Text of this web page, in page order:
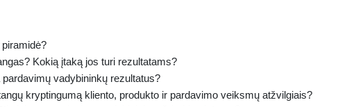
Kokią įtaką jos turi rezultatams?
vadybininkų rezultatus?
kryptingumą kliento, produkto ir pardavimo veiksmų atžvilgiais?